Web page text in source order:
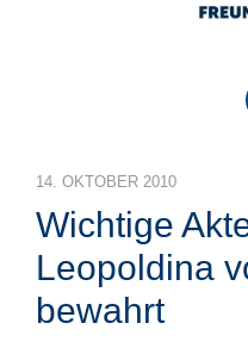
ÜBER UNS
PROJEKTE
VERANSTALTUNGEN
14. OKTOBER 2010
Wichtige
Leopoldina
bewahrt